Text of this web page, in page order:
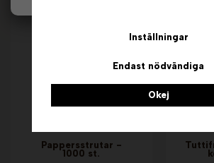
Pappersstrutar -
1000 st.
Inställningar
Endast nödvändiga
Okej